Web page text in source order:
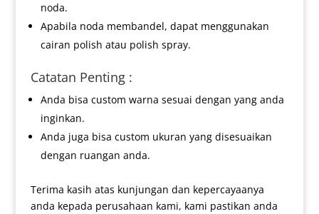
noda.
Apabila noda membandel, dapat menggunakan
cairan polish atau polish spray.
Catatan Penting :
Anda bisa custom warna sesuai dengan yang anda
inginkan.
Anda juga bisa custom ukuran yang disesuaikan
dengan ruangan anda.
Terima kasih atas kunjungan dan kepercayaanya
anda kepada perusahaan kami, kami pastikan anda